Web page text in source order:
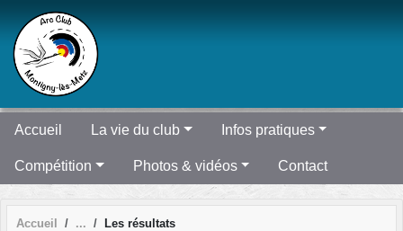
Accueil La vie du club Infos pratiques
Compétition Photos & vidéos Contact
Accueil Les résultats
Panneau de gestion des cookies